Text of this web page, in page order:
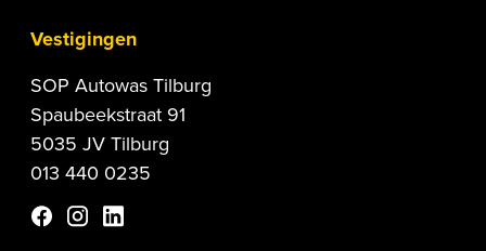
Vestigingen
SOP Autowas Tilburg
Spaubeekstraat 91
5035 JV Tilburg
013 440 0235